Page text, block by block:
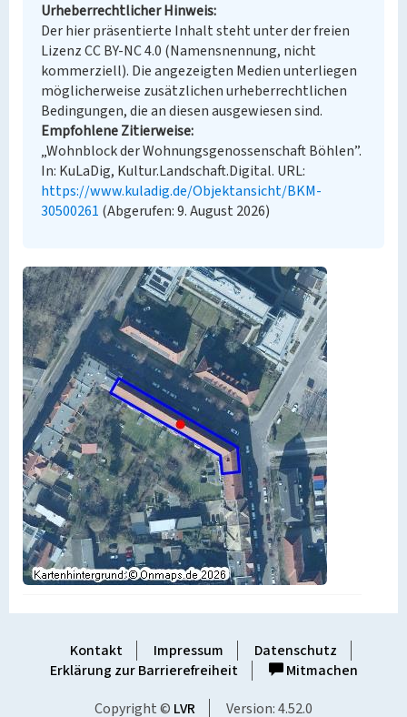
Urheberrechtlicher Hinweis
Der hier präsentierte Inhalt steht unter der freien
Lizenz CC BY-NC 4.0 (Namensnennung, nicht
kommerziell). Die angezeigten Medien unterliegen
möglicherweise zusätzlichen urheberrechtlichen
Bedingungen, die an diesen ausgewiesen sind.
Empfohlene Zitierweise
„Wohnblock der Wohnungsgenossenschaft Böhlen”.
In: KuLaDig, Kultur.Landschaft.Digital. URL:
https://www.kuladig.de/Objektansicht/BKM-
30500261 (Abgerufen: 9. August 2026)
Kontakt Impressum
Datenschutz
Erklärung zur Barrierefreiheit
Mitmachen
Copyright © LVR Version: 4.52.0